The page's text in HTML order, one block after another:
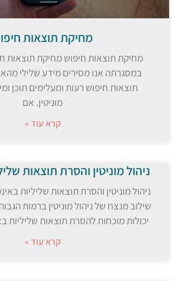
מחיקת תוצאות
מחיקת תוצאות חיפוש מחיקת תוצאות
במסגרתה אנו מסירים מידע שלילי
תוצאות חיפוש רעות ומעלימים תוכן
מוניטין. אם
קרא עוד »
ניהול מוניטין והסרת תוצאות
ניהול מוניטין והסרת תוצאות שליליות
שילוב מנצח של ניהול מוניטין ברמות
יכולות מוכחות להסרת תוצאות שליליות
קרא עוד »